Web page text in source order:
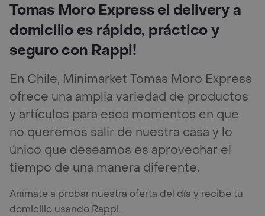
Tomas Moro Express el delivery a
domicilio es rápido, práctico y
seguro con Rappi!
En Chile, Minimarket Tomas Moro Express
ofrece una amplia variedad de productos
y artículos para esos momentos en que
no queremos salir de nuestra casa y lo
único que deseamos es aprovechar el
tiempo de una manera diferente.
Anímate a probar nuestra oferta del día y recibe tu
domicilio usando Rappi.